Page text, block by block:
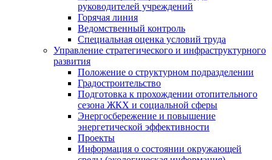
руководителей учреждений
Горячая линия
Ведомственный контроль
Специальная оценка условий труда
Управление стратегического и инфраструктурного
развития
Положение о структурном подразделении
Градостроительство
Подготовка к прохождении отопительного
сезона ЖКХ и социальной сферы
Энергосбережение и повышение
энергетической эффективности
Проекты
Информация о состоянии окружающей